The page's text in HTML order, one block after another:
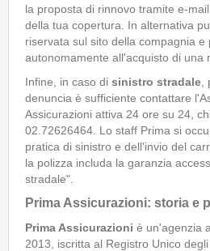
la proposta di rinnovo tramite e-
della tua copertura. In alternativa
riservata sul sito della compagnia e
autonomamente all'acquisto di una
Infine, in caso di sinistro stradale
denuncia è sufficiente contattare
Assicurazioni attiva 24 ore su 24,
02.72626464. Lo staff Prima si
pratica di sinistro e dell'invio del
la polizza includa la garanzia
stradale".
Prima Assicurazioni: storia e
Prima Assicurazioni è un'agenzia
2013, iscritta al Registro Unico